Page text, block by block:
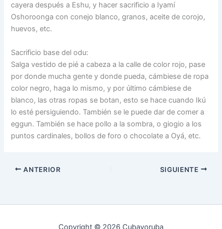
cayera después a Eshu, y hacer sacrificio a Iyamí
Oshoroonga con conejo blanco, granos, aceite de corojo,
huevos, etc.
Sacrificio base del odu:
Salga vestido de pié a cabeza a la calle de color rojo, pase
por donde mucha gente y donde pueda, cámbiese de ropa
color negro, haga lo mismo, y por último cámbiese de
blanco, las otras ropas se botan, esto se hace cuando Ikú
lo esté persiguiendo. También se le puede dar de comer a
eggun. También se hace pollo a la sombra, o giogio a los
puntos cardinales, bollos de foro o chocolate a Oyá, etc.
ANTERIOR SIGUIENTE
Copyright © 2026 Cubayoruba